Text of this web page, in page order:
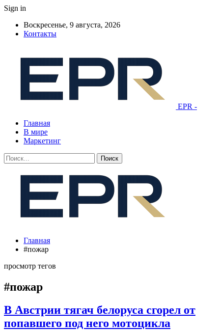
Sign in
Воскресенье, 9 августа, 2026
Контакты
EPR -
Главная
В мире
Маркетинг
Главная
#пожар
просмотр тегов
#пожар
В Австрии тягач белоруса сгорел от
попавшего под него мотоцикла